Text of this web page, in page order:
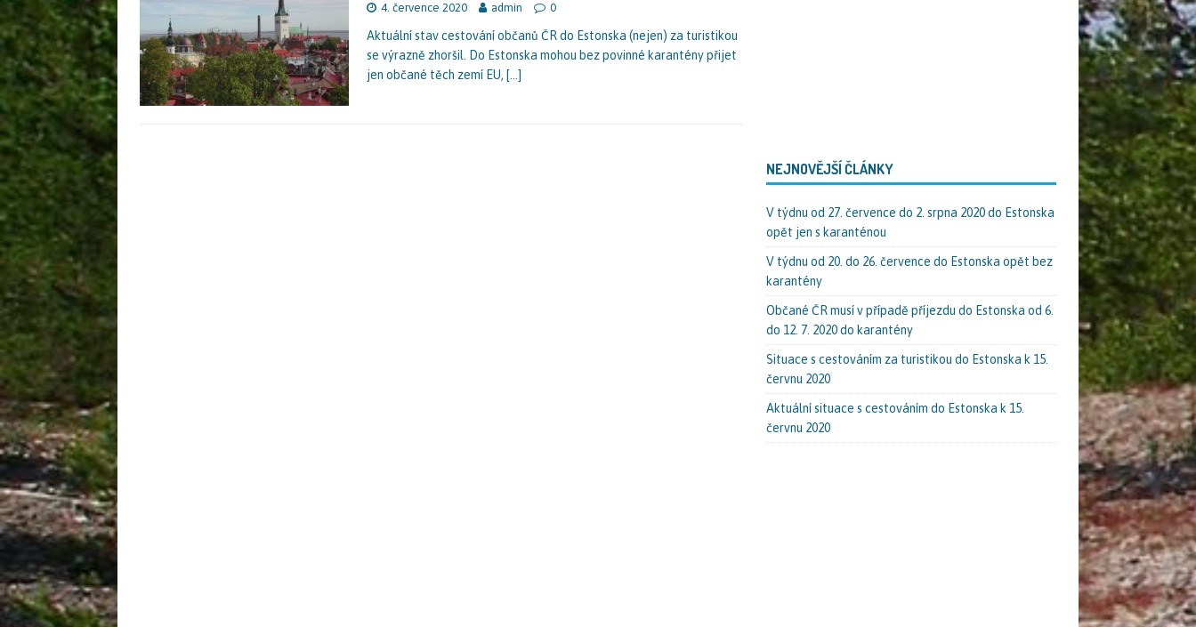
4. července 2020 admin 0
Aktuální stav cestování občanů ČR do Estonska (nejen) za turistikou
se výrazně zhoršil. Do Estonska mohou bez povinné karantény přijet
jen občané těch zemí EU, […]
NEJNOVĚJŠÍ ČLÁNKY
V týdnu od 27. července do 2. srpna 2020 do Estonska
opět jen s karanténou
V týdnu od 20. do 26. července do Estonska opět bez
karantény
Občané ČR musí v případě příjezdu do Estonska od 6.
do 12. 7. 2020 do karantény
Situace s cestováním za turistikou do Estonska k 15.
červnu 2020
Aktuální situace s cestováním do Estonska k 15.
červnu 2020